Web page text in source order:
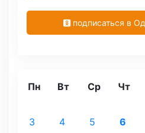
подписаться в
Пн Вт Ср Чт
3
4 5 6